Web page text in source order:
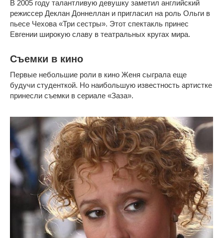
В 2005 году талантливую девушку заметил английский
режиссер Деклан Доннеллан и пригласил на роль Ольги в
пьесе Чехова «Три сестры». Этот спектакль принес
Евгении широкую славу в театральных кругах мира.
Съемки в кино
Первые небольшие роли в кино Женя сыграла еще
будучи студенткой. Но наибольшую известность артистке
принесли съемки в сериале «Заза».